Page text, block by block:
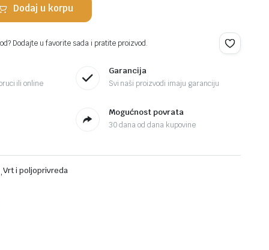
Dodaj u korpu
Dodajte u favorite sada i pratite proizvod.
ili online
Garancija
Svi naši proizvodi imaju garanciju
Mogućnost povrata
30 dana od dana kupovine
,Vrt i poljoprivreda